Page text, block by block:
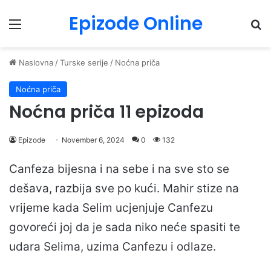
Menu Epizode Online
Naslovna /Turske serije / Noćna priča
Noćna priča
Noćna priča 11 epizoda
Epizode November 6, 2024 0 132
Canfeza bijesna i na sebe i na sve sto se
dešava, razbija sve po kući. Mahir stize na
vrijeme kada Selim ucjenjuje Canfezu
govoreći joj da je sada niko neće spasiti te
udara Selima, uzima Canfezu i odlaze.